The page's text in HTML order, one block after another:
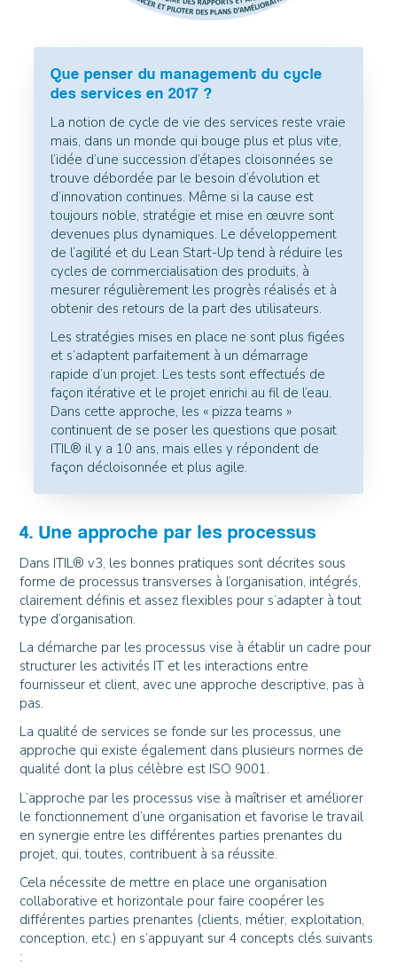
Que penser du management du cycle
des services en 2017 ?
La notion de cycle de vie des services reste vraie
mais, dans un monde qui bouge plus et plus vite,
l’idée d’une succession d’étapes cloisonnées se
trouve débordée par le besoin d’évolution et
d’innovation continues. Même si la cause est
toujours noble, stratégie et mise en œuvre sont
devenues plus dynamiques. Le développement
de l’agilité et du Lean Start-Up tend à réduire les
cycles de commercialisation des produits, à
mesurer régulièrement les progrès réalisés et à
obtenir des retours de la part des utilisateurs.
Les stratégies mises en place ne sont plus figées
et s’adaptent parfaitement à un démarrage
rapide d’un projet. Les tests sont effectués de
façon itérative et le projet enrichi au fil de l’eau.
Dans cette approche, les « pizza teams »
continuent de se poser les questions que posait
ITIL® il y a 10 ans, mais elles y répondent de
façon décloisonnée et plus agile.
4. Une approche par les processus
Dans ITIL® v3, les bonnes pratiques sont décrites sous
forme de processus transverses à l’organisation, intégrés,
clairement définis et assez flexibles pour s’adapter à tout
type d’organisation.
La démarche par les processus vise à établir un cadre pour
structurer les activités IT et les interactions entre
fournisseur et client, avec une approche descriptive, pas à
pas.
La qualité de services se fonde sur les processus, une
approche qui existe également dans plusieurs normes de
qualité dont la plus célèbre est ISO 9001.
L’approche par les processus vise à maîtriser et améliorer
le fonctionnement d’une organisation et favorise le travail
en synergie entre les différentes parties prenantes du
projet, qui, toutes, contribuent à sa réussite.
Cela nécessite de mettre en place une organisation
collaborative et horizontale pour faire coopérer les
différentes parties prenantes (clients, métier, exploitation,
conception, etc.) en s’appuyant sur 4 concepts clés suivants
: